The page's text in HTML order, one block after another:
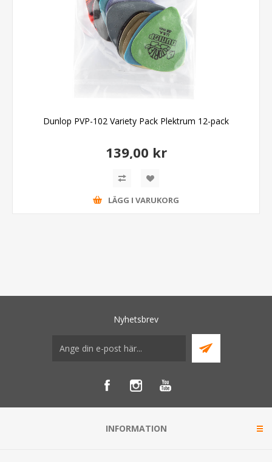
Dunlop PVP-102 Variety Pack Plektrum 12-pack
139,00 kr
LÄGG I VARUKORG
Nyhetsbrev
INFORMATION